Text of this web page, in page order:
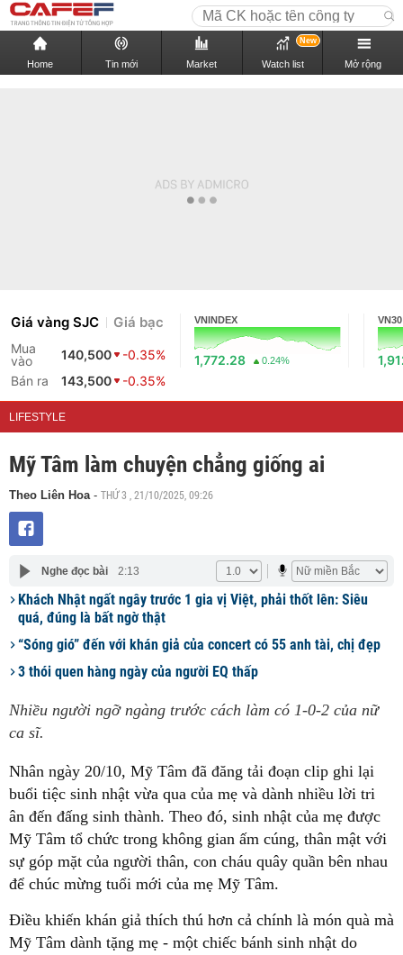
Home Tin mới Market Watch list
New
Mở rộng
Giá vàng SJC Giá bạc
Mua
vào
140,500
-0.35%
Bán ra
143,500 -0.35%
VNINDEX
1,772.28 0.24%
VN30
LIFESTYLE
Mỹ Tâm làm chuyện chẳng giống ai
Theo Liên Hoa - THỨ 3 , 21/10/2025, 09:26
Nghe đọc bài 2:13
Khách Nhật ngất ngây trước 1 gia vị Việt, phải thốt lên: Siêu
quá, đúng là bất ngờ thật
“Sóng gió” đến với khán giả của concert có 55 anh tài, chị đẹp
3 thói quen hàng ngày của người EQ thấp
Nhiều người ngỡ ngàng trước cách làm có 1-0-2 của nữ
ca sĩ.
Nhân ngày 20/10, Mỹ Tâm đã đăng tải đoạn clip ghi lại
buổi tiệc sinh nhật vừa qua của mẹ và dành nhiều lời tri
ân đến đấng sinh thành. Theo đó, sinh nhật của mẹ được
Mỹ Tâm tổ chức trong không gian ấm cúng, thân mật với
sự góp mặt của người thân, con cháu quây quần bên nhau
để chúc mừng tuổi mới của mẹ Mỹ Tâm.
Điều khiến khán giả thích thú hơn cả chính là món quà mà
Mỹ Tâm dành tặng mẹ - một chiếc bánh sinh nhật do